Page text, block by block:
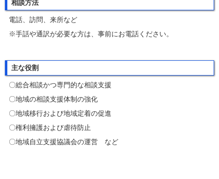
相談方法
電話、訪問、来所など
※手話や通訳が必要な方は、事前にお電話ください。
主な役割
〇総合相談かつ専門的な相談支援
〇地域の相談支援体制の強化
〇地域移行および地域定着の促進
〇権利擁護および虐待防止
〇地域自立支援協議会の運営 など